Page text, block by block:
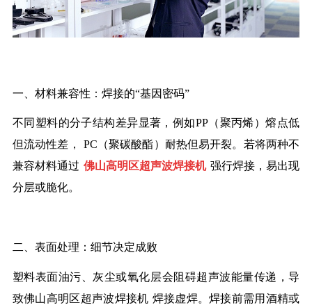
一、材料兼容性：焊接的“基因密码”
不同塑料的分子结构差异显著，例如PP（聚丙烯）熔点低
但流动性差，
PC （聚碳酸酯）耐热但易开裂。若将两种不
兼容材料通过 佛山高明区超声波焊接机 强行焊接，易出现
分层或脆化。
二、表面处理：细节决定成败
塑料表面油污、灰尘或氧化层会阻碍超声波能量传递，导
致佛山高明区超声波焊接机 焊接虚焊。焊接前需用酒精或